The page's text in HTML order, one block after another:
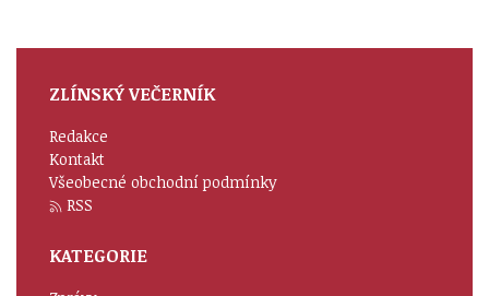
ZLÍNSKÝ VEČERNÍK
Redakce
Kontakt
Všeobecné obchodní podmínky
RSS
KATEGORIE